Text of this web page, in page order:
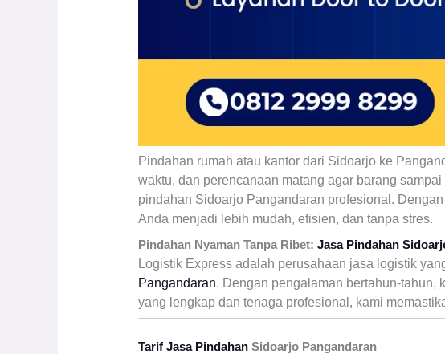
Pindahan rumah atau kantor dari Sidoarjo ke
waktu, dan perencanaan matang agar barang
pindahan Sidoarjo Pangandaran profesional.
Anda menjadi lebih mudah, efisien, dan tanpa stres.
Pindahan Nyaman Tanpa Ribet:Jasa Pindahan
Logistik Express adalah perusahaan jasa logistik
Pangandaran. Dengan pengalaman bertahun-tahun,
yang lengkap dan tenaga profesional, kami
Tarif Jasa Pindahan Sidoarjo Pangandaran